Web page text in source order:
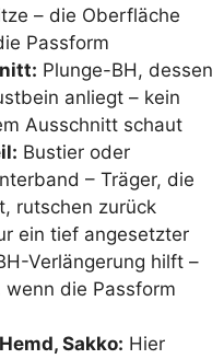
– die Oberfläche
Passform
Plunge-BH, dessen
anliegt – kein
Ausschnitt schaut
Bustier oder
– Träger, die
rutschen zurück
ein tief angesetzter
Verlängerung hilft –
die Passform
Sakko: Hier